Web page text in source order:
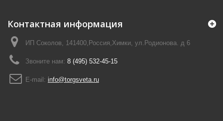
Контактная информация
ИП Соколов, 141400,Россия,Химки, ул.Родионова. д 6
Звоните нам: 8 (495) 532-45-15
E-mail: info@torgsveta.ru